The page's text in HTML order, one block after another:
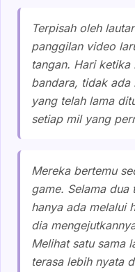
Terpisah oleh
panggilan video
tangan. Hari
bandara, tidak ada
yang telah lama
setiap mil yang
Mereka bertemu
game. Selama dua
hanya ada melalui
dia
Melihat satu sama
terasa lebih nyata